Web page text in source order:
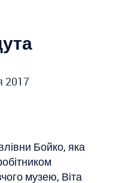
2017
Бойко, яка
музею, Віта